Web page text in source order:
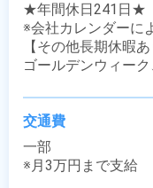
★年間休日241日★
※会社カレンダーに
【その他長期休暇あ
ゴールデンウィー
交通費
一部
※月3万円まで支給